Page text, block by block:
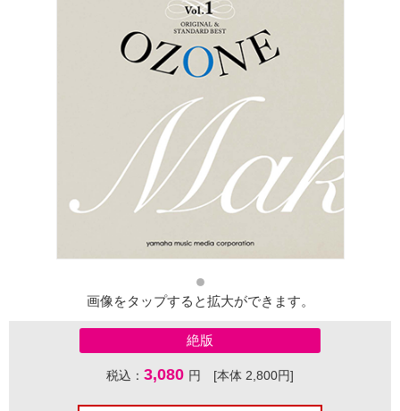
画像をタップすると拡大ができます。
絶版
税込： 3,080 円 [本体 2,800円]